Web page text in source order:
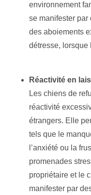
environnement
se manifester par
des aboiements
détresse, lorsque
Réactivité en
Les chiens de
réactivité
étrangers. Elle
tels que le
l’anxiété ou la
promenades
propriétaire et le
manifester par